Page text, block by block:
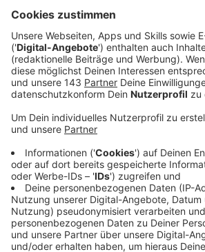
Land Nordrhein-Westfalen. 200
dafür insgesamt angedacht. Das
Privathaushalte, Firmen, Landwirte
Kommunen.
Veröffentlicht:Freitag, 23.07.2021 14:02
Anzeige
Mit den Soforthilfen werden
unmittelbar unterstützt, die von
betroffen sind. Zusätzlich zu einem
1.500 Euro pro Haushalt stehen für
Person aus dem Haushalt 500 Euro